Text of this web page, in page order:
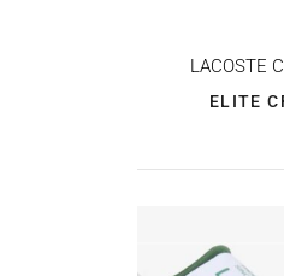
LACOSTE
ELITE